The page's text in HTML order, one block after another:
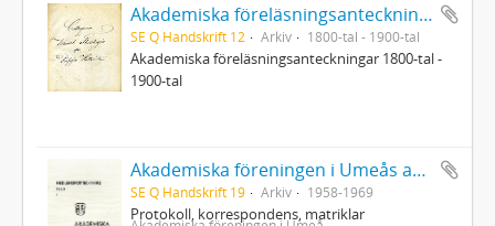
Akademiska föreläsningsanteckningar
SE Q Handskrift 12 Arkiv 1800-tal - 1900-tal
Akademiska föreläsningsanteckningar 1800-tal -
1900-tal
Akademiska föreningen i Umeås arkiv
SE Q Handskrift 19 Arkiv 1958-1969
Protokoll, korrespondens, matriklar